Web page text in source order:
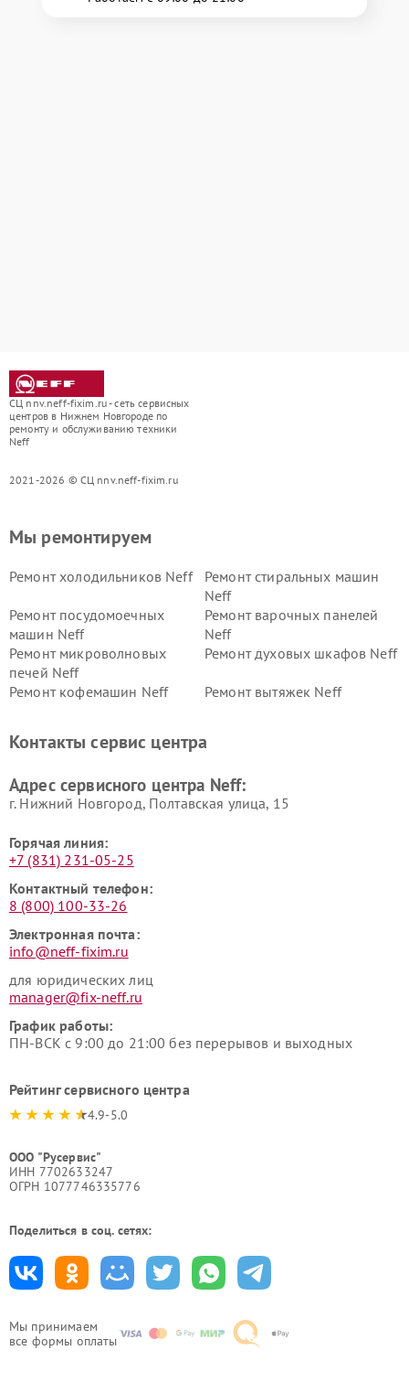
СЦ nnv.neff-fixim.ru - сеть сервисных
центров в Нижнем Новгороде по
ремонту и обслуживанию техники
Neff
2021-2026 © СЦ nnv.neff-fixim.ru
Мы принимаем
все формы оплаты
Мы ремонтируем
Ремонт холодильников Neff
Ремонт стиральных машин
Neff
Ремонт посудомоечных
машин Neff
Ремонт варочных панелей
Neff
Ремонт микроволновых
печей Neff
Ремонт духовых шкафов Neff
Ремонт кофемашин Neff Ремонт вытяжек Neff
Контакты сервис центра
Адрес сервисного центра Neff:
г. Нижний Новгород, Полтавская улица, 15
Горячая линия:
+7 (831) 231-05-25
Контактный телефон:
8 (800) 100-33-26
Электронная почта:
info@neff-fixim.ru
для юридических лиц
manager@fix-neff.ru
График работы:
ПН-ВСК с 9:00 до 21:00 без перерывов и выходных
Рейтинг сервисного центра
4.9-5.0
ООО "Русервис"
ИНН 7702633247
ОГРН 1077746335776
Поделиться в соц. сетях: